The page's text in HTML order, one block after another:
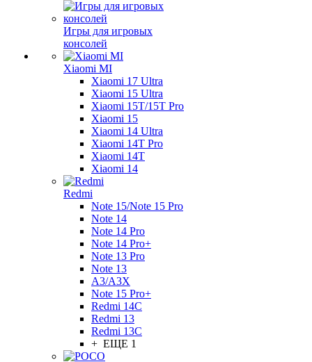
Игры для игровых
консолей
Xiaomi MI
Xiaomi 17 Ultra
Xiaomi 15 Ultra
Xiaomi 15T/15T Pro
Xiaomi 15
Xiaomi 14 Ultra
Xiaomi 14T Pro
Xiaomi 14T
Xiaomi 14
Redmi
Note 15/Note 15 Pro
Note 14
Note 14 Pro
Note 14 Pro+
Note 13 Pro
Note 13
A3/A3X
Note 15 Pro+
Redmi 14C
Redmi 13
Redmi 13C
+ ЕЩЕ 1